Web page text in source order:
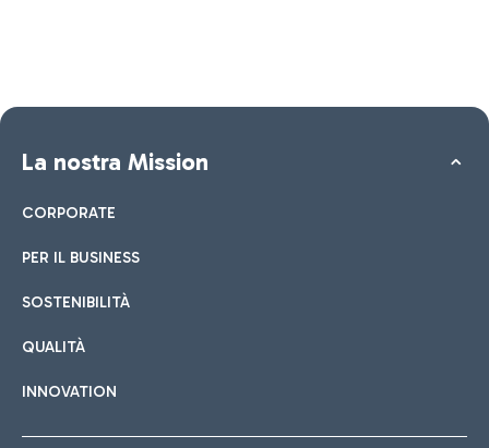
La nostra Mission
CORPORATE
PER IL BUSINESS
SOSTENIBILITÀ
QUALITÀ
INNOVATION